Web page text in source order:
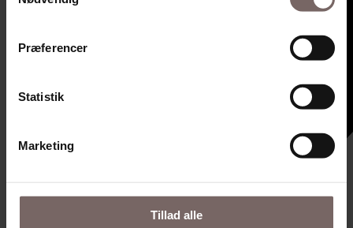
Præferencer
Statistik
Marketing
Tillad alle